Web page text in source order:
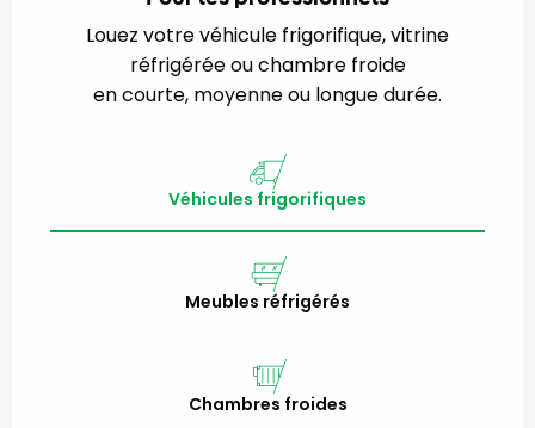
Louez votre véhicule frigorifique, vitrine
réfrigérée ou chambre froide
en courte, moyenne ou longue durée.
Véhicules frigorifiques
Meubles réfrigérés
Chambres froides